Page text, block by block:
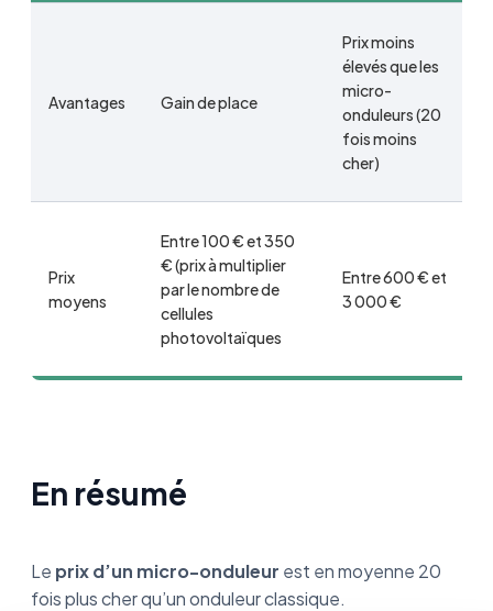
Avantages Gain de place
Prix moins
élevés que les
micro-
onduleurs (20
fois moins
cher)
Prix
moyens
Entre 100 € et 350
€ (prix à multiplier
par le nombre de
cellules
photovoltaïques
Entre 600 € et
3 000 €
En résumé
Le prix d’un micro-onduleur est en moyenne 20
fois plus cher qu’un onduleur classique.